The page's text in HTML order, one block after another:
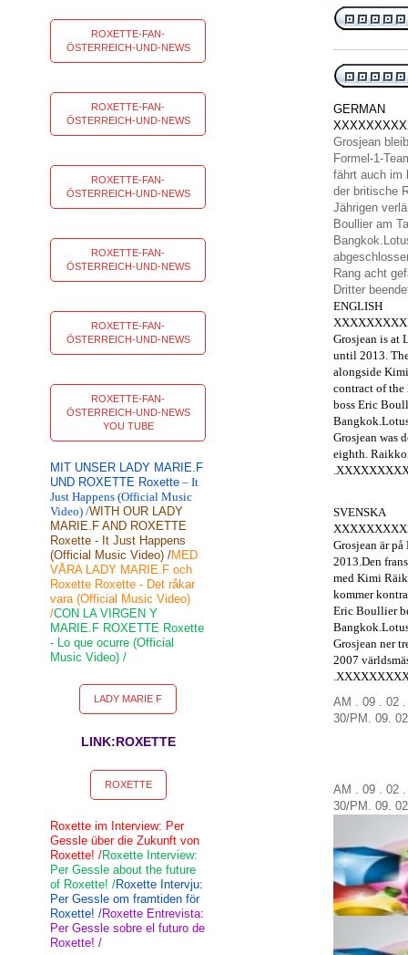
GERMAN
Grosjean
Formel-1-
fährt auch im
der britische
Jährigen
Boullier am
Rang acht
Dritter
ENGLISH
Grosjean is at
until 2013.
alongside
contract of the
boss Eric
Grosjean was
eighth.
SVENSKA
Grosjean är på
2013.Den
med Kimi
kommer
Eric Boullier
Grosjean ner
2007
AM . 09 . 02
30/PM. 09. 02
AM . 09 . 02
30/PM. 09. 02
ROXETTE-FAN-
ÖSTERREICH-UND-NEWS
ROXETTE-FAN-
ÖSTERREICH-UND-NEWS
ROXETTE-FAN-
ÖSTERREICH-UND-NEWS
ROXETTE-FAN-
ÖSTERREICH-UND-NEWS
ROXETTE-FAN-
ÖSTERREICH-UND-NEWS
ROXETTE-FAN-
ÖSTERREICH-UND-NEWS
YOU TUBE
MIT UNSER LADY MARIE.F
UND ROXETTE Roxette – It
Just Happens (Official Music
Video) /WITH OUR LADY
MARIE.F AND ROXETTE
Roxette - It Just Happens
(Official Music Video) /MED
VÅRA LADY MARIE.F och
Roxette Roxette - Det råkar
vara (Official Music Video)
/CON LA VIRGEN Y
MARIE.F ROXETTE Roxette
- Lo que ocurre (Official
Music Video) /
LADY MARIE F
LINK:ROXETTE
ROXETTE
Roxette im Interview: Per
Gessle über die Zukunft von
Roxette! /Roxette Interview:
Per Gessle about the future
of Roxette! /Roxette Intervju:
Per Gessle om framtiden för
Roxette! /Roxette Entrevista:
Per Gessle sobre el futuro de
Roxette! /